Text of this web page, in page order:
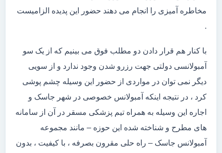
مخاطره آمیزی را انجام می دهند حضور این پدیده الزامیست
.
با کنار هم قرار دادن دو مطلب فوق می بینیم که از یک سو
آمبولانسی دولتی جهت رزرو شدن وجود ندارد و از سویی
دیگر نمی توان در مواردی از حضور این وسیله چشم پوشی
کرد ، در نتیجه اینکه آمبولانس خصوصی در شهر جاسک و
اجاره این وسیله به همراه تیم پزشکی مسقر در آن از سامانه
های مطرح و شناخته شده این حوزه – مانند مجموعه
آمبولانس جاسک – راه حلی مقرون بصرفه ، با کیفیت ، بدون